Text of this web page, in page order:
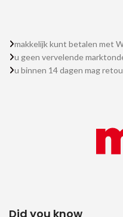
makkelijk kunt betalen met
u geen vervelende
u binnen 14 dagen mag
Did you know